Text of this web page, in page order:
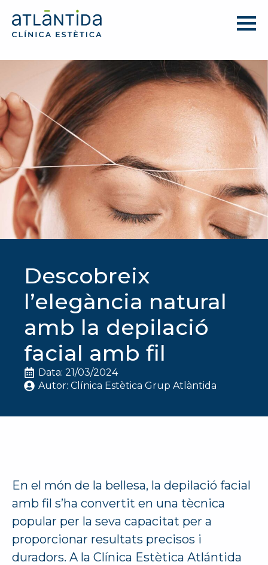
Descobreix
l’elegància natural
amb la depilació
facial amb fil
Data: 21/03/2024
Autor: Clínica Estètica Grup Atlàntida
En el món de la bellesa, la depilació facial
amb fil s’ha convertit en una tècnica
popular per la seva capacitat per a
proporcionar resultats precisos i
duradors. A la Clínica Estètica Atlántida